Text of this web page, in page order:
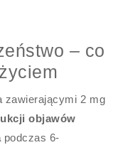
– co
zawierającymi 2 mg
objawów
podczas 6-